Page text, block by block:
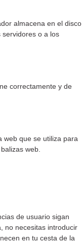
almacena en el disco
o a los
correctamente y de
web que se utiliza para
web.
de usuario sigan
no necesitas introducir
en tu cesta de la